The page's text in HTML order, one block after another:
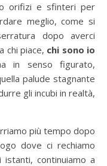
orifizi e sfinteri per
meglio, come si
dopo averci
chi piace, chi sono io
in senso figurato,
palude stagnante
gli incubi in realtà,
più tempo dopo
dove ci rechiamo
continuiamo a